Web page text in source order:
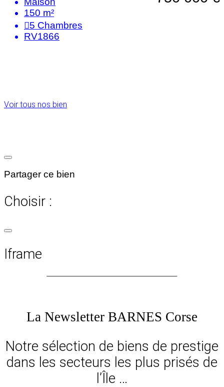
150 m²
5 Chambres
RV1866
Voir tous nos bien
Partager ce bien
Choisir :
Iframe
La Newsletter BARNES Corse
Notre sélection de biens de prestige
dans les secteurs les plus prisés de
l’Île …